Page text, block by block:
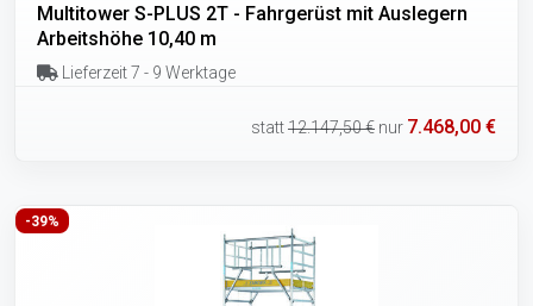
Multitower S-PLUS 2T - Fahrgerüst mit Auslegern
Arbeitshöhe 10,40 m
Lieferzeit 7 - 9 Werktage
statt12.147,50 € nur 7.468,00 €
-39%